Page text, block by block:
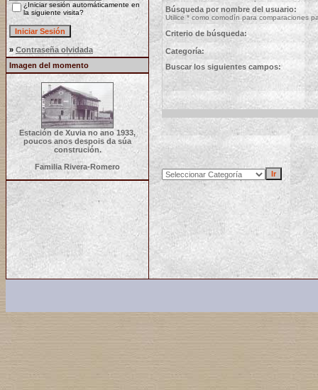
¿Iniciar sesión automáticamente en
la siguiente visita?
» Contraseña olvidada
Imagen del momento
Estación de Xuvia no ano 1933,
poucos anos despois da súa
construción.
Familia Rivera-Romero
Búsqueda por nombre del usuario:
Utilice * como comodín para comparaciones
Criterio de búsqueda:
Categoría:
Buscar los siguientes campos: